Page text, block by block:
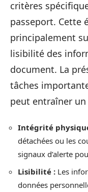
critères
passeport. Cette
principalement
lisibilité des
document. La
tâches
peut entraîner un
Intégrité
détachées ou les
signaux d’alerte
Lisibilité : Les
données